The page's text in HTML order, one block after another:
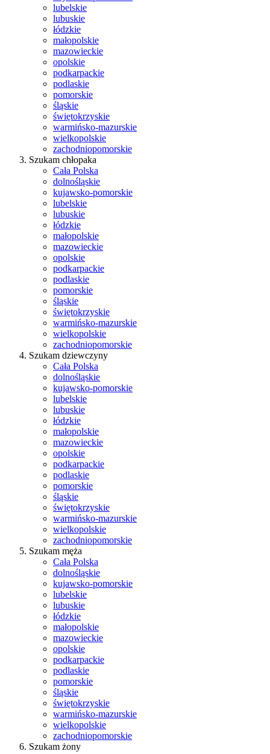
lubelskie
lubuskie
łódzkie
małopolskie
mazowieckie
opolskie
podkarpackie
podlaskie
pomorskie
śląskie
świętokrzyskie
warmińsko-mazurskie
wielkopolskie
zachodniopomorskie
Szukam chłopaka
Cała Polska
dolnośląskie
kujawsko-pomorskie
lubelskie
lubuskie
łódzkie
małopolskie
mazowieckie
opolskie
podkarpackie
podlaskie
pomorskie
śląskie
świętokrzyskie
warmińsko-mazurskie
wielkopolskie
zachodniopomorskie
Szukam dziewczyny
Cała Polska
dolnośląskie
kujawsko-pomorskie
lubelskie
lubuskie
łódzkie
małopolskie
mazowieckie
opolskie
podkarpackie
podlaskie
pomorskie
śląskie
świętokrzyskie
warmińsko-mazurskie
wielkopolskie
zachodniopomorskie
Szukam męża
Cała Polska
dolnośląskie
kujawsko-pomorskie
lubelskie
lubuskie
łódzkie
małopolskie
mazowieckie
opolskie
podkarpackie
podlaskie
pomorskie
śląskie
świętokrzyskie
warmińsko-mazurskie
wielkopolskie
zachodniopomorskie
Szukam żony